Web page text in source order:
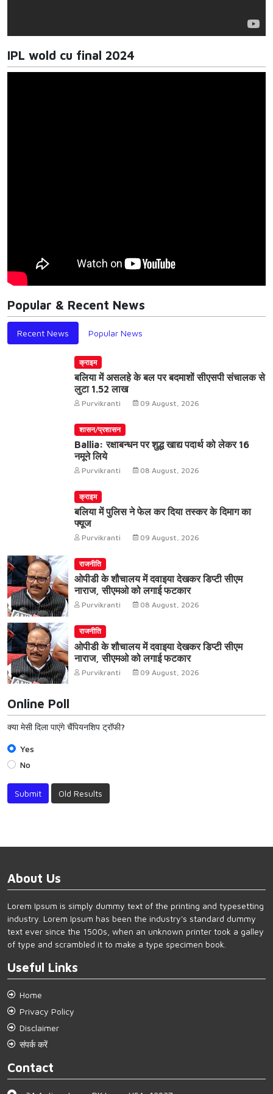
IPL wold cu final 2024
Popular & Recent News
Recent News Popular News
क्राइम
बलिया में असलहे के बल पर बदमाशों सीएसपी संचालक से
लुटा 1.52 लाख
Purvikranti 09 August, 2026
शासन/प्रशासन
Ballia: रक्षाबन्धन पर शुद्ध खाद्य पदार्थ को लेकर 16
नमूने लिये
Purvikranti 08 August, 2026
क्राइम
बलिया में पुलिस ने फेल कर दिया तस्कर के दिमाग का
फ्यूज
Purvikranti 09 August, 2026
राजनीति
ओपीडी के शौचालय में दवाइया देखकर डिप्टी सीएम
नाराज, सीएमओ को लगाई फटकार
Purvikranti 08 August, 2026
राजनीति
ओपीडी के शौचालय में दवाइया देखकर डिप्टी सीएम
नाराज, सीएमओ को लगाई फटकार
Purvikranti 09 August, 2026
Online Poll
क्या मेसी दिला पाएंगे चैंपियनशिप ट्रॉफी?
Yes
No
Submit Old Results
About Us
Lorem Ipsum is simply dummy text of the printing and typesetting
industry. Lorem Ipsum has been the industry's standard dummy
text ever since the 1500s, when an unknown printer took a galley
of type and scrambled it to make a type specimen book.
Useful Links
Home
Privacy Policy
Disclaimer
संपर्क करें
Contact